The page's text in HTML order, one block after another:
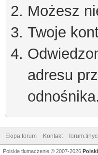
Możesz
Twoje
adresu
odnośnika.
Ekipa forum Kontakt
Polskie tłumaczenie © 2007-2026